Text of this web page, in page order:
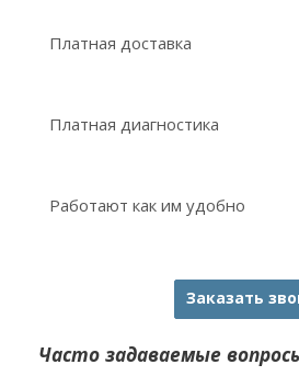
Платная доставка
Платная диагностика
Работают как им удобно
Заказать
Часто задаваемые